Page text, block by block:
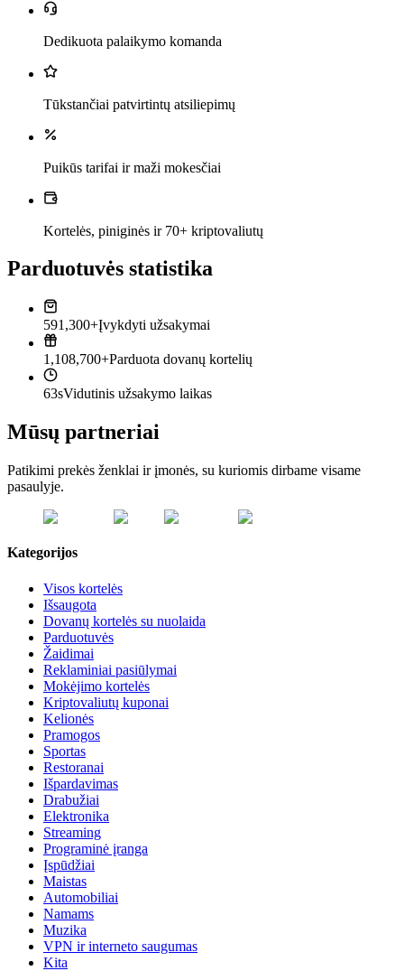
Dedikuota palaikymo komanda
Tūkstančiai patvirtintų atsiliepimų
Puikūs tarifai ir maži mokesčiai
Kortelės, piniginės ir 70+ kriptovaliutų
Parduotuvės statistika
591,300+Įvykdyti užsakymai
1,108,700+Parduota dovanų kortelių
63sVidutinis užsakymo laikas
Mūsų partneriai
Patikimi prekės ženklai ir įmonės, su kuriomis dirbame visame
pasaulyje.
Kategorijos
Visos kortelės
Išsaugota
Dovanų kortelės su nuolaida
Parduotuvės
Žaidimai
Reklaminiai pasiūlymai
Mokėjimo kortelės
Kriptovaliutų kuponai
Kelionės
Pramogos
Sportas
Restoranai
Išpardavimas
Drabužiai
Elektronika
Streaming
Programinė įranga
Įspūdžiai
Maistas
Automobiliai
Namams
Muzika
VPN ir interneto saugumas
Kita